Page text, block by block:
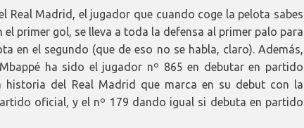
Real Madrid, el jugador que cuando coge la pelota sabes
el primer gol, se lleva a toda la defensa al primer palo para
en el segundo (que de eso no se habla, claro). Además,
ha sido el jugador nº 865 en debutar en partido
del Real Madrid que marca en su debut con la
oficial, y el nº 179 dando igual si debuta en partido